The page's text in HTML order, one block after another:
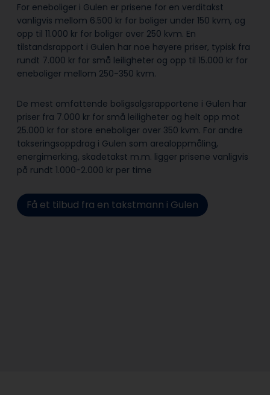
For eneboliger i Gulen er prisene for en verditakst
vanligvis mellom 6.500 kr for boliger under 150 kvm, og
opp til 11.000 kr for boliger over 250 kvm. En
tilstandsrapport i Gulen har noe høyere priser, typisk fra
rundt 7.000 kr for små leiligheter og opp til 15.000 kr for
eneboliger mellom 250-350 kvm.
De mest omfattende boligsalgsrapportene i Gulen har
priser fra 7.000 kr for små leiligheter og helt opp mot
25.000 kr for store eneboliger over 350 kvm. For andre
takseringsoppdrag i Gulen som arealoppmåling,
energimerking, skadetakst m.m. ligger prisene vanligvis
på rundt 1.000-2.000 kr per time
Få et tilbud fra en takstmann i Gulen